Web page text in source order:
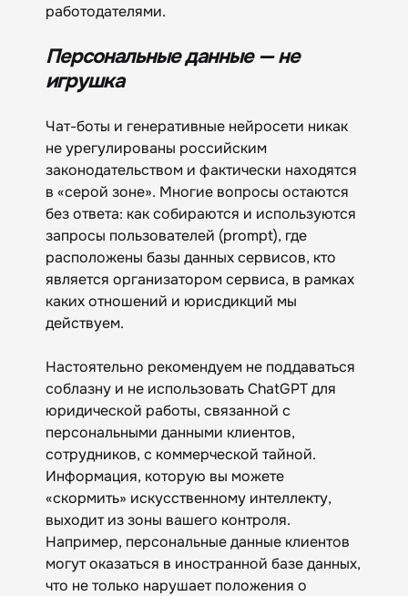
работодателями.
Персональные данные — не
игрушка
Чат-боты и генеративные нейросети никак
не урегулированы российским
законодательством и фактически находятся
в «серой зоне». Многие вопросы остаются
без ответа: как собираются и используются
запросы пользователей (prompt), где
расположены базы данных сервисов, кто
является организатором сервиса, в рамках
каких отношений и юрисдикций мы
действуем.
Настоятельно рекомендуем не поддаваться
соблазну и не использовать ChatGPT для
юридической работы, связанной с
персональными данными клиентов,
сотрудников, с коммерческой тайной.
Информация, которую вы можете
«скормить» искусственному интеллекту,
выходит из зоны вашего контроля.
Например, персональные данные клиентов
могут оказаться в иностранной базе данных,
что не только нарушает положения о